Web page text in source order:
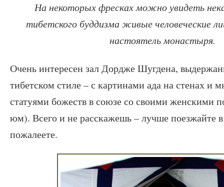
На некоторых фресках можно увидеть
тибетского буддизма живые человеческие
настоятель монастыря.
Очень интересен зал Дордже Шугдена,
тибетском стиле – с картинами ада на стенах и
статуями божеств в союзе со своими женскими
юм). Всего и не расскажешь – лучше поезжайте
пожалеете.